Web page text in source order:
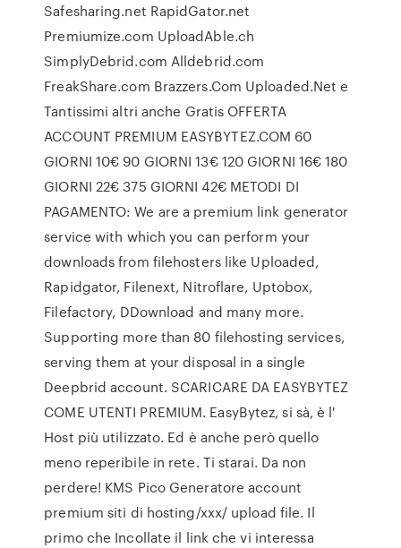
Safesharing.net RapidGator.net
Premiumize.com UploadAble.ch
SimplyDebrid.com Alldebrid.com
FreakShare.com Brazzers.Com Uploaded.Net e
Tantissimi altri anche Gratis OFFERTA
ACCOUNT PREMIUM EASYBYTEZ.COM 60
GIORNI 10€ 90 GIORNI 13€ 120 GIORNI 16€ 180
GIORNI 22€ 375 GIORNI 42€ METODI DI
PAGAMENTO: We are a premium link generator
service with which you can perform your
downloads from filehosters like Uploaded,
Rapidgator, Filenext, Nitroflare, Uptobox,
Filefactory, DDownload and many more.
Supporting more than 80 filehosting services,
serving them at your disposal in a single
Deepbrid account. SCARICARE DA EASYBYTEZ
COME UTENTI PREMIUM. EasyBytez, si sà, è l'
Host più utilizzato. Ed è anche però quello
meno reperibile in rete. Ti starai. Da non
perdere! KMS Pico Generatore account
premium siti di hosting/xxx/ upload file. Il
primo che Incollate il link che vi interessa